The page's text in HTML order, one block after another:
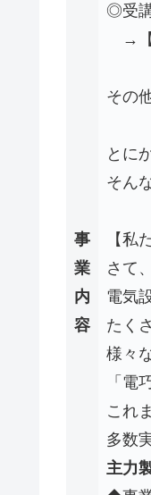
事
業
内
容
◎受
→【
その
とに
そん
【私
さて
電気
たく
様々
「電
これ
多数
主力